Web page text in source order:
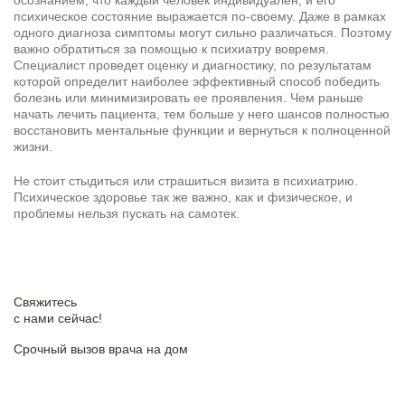
психическое состояние выражается по-своему. Даже в рамках
одного диагноза симптомы могут сильно различаться. Поэтому
важно обратиться за помощью к психиатру вовремя.
Специалист проведет оценку и диагностику, по результатам
которой определит наиболее эффективный способ победить
болезнь или минимизировать ее проявления. Чем раньше
начать лечить пациента, тем больше у него шансов полностью
восстановить ментальные функции и вернуться к полноценной
жизни.
Не стоит стыдиться или страшиться визита в психиатрию.
Психическое здоровье так же важно, как и физическое, и
проблемы нельзя пускать на самотек.
Свяжитесь
c нами сейчас!
Срочный вызов врача на дом